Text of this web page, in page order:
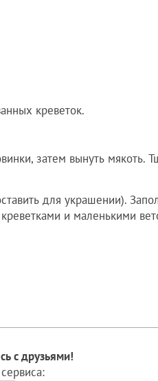
креветок.
затем вынуть
для украшении).
и маленькими
с друзьями!